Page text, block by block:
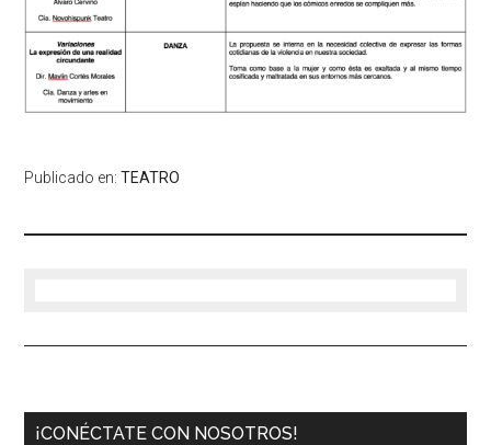
Publicado en:TEATRO
¡CONÉCTATE CON NOSOTROS!